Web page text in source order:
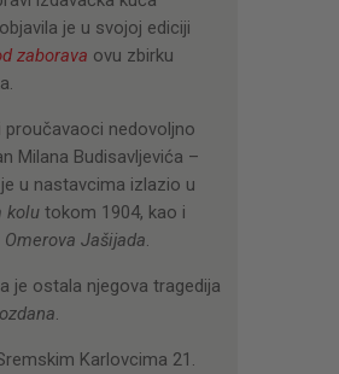
je u svojoj ediciji
zaborava ovu zbirku
proučavaoci nedovoljno
Milana Budisavljevića –
u nastavcima izlazio u
kolutokom 1904, kao i
Omerova Jašijada.
je ostala njegova tragedija
.
Karlovcima 21.